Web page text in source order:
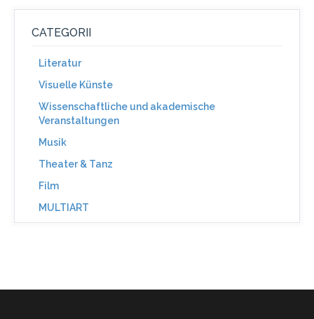
CATEGORII
Literatur
Visuelle Künste
Wissenschaftliche und akademische
Veranstaltungen
Musik
Theater & Tanz
Film
MULTIART